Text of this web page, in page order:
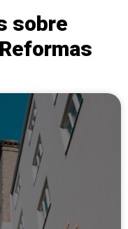
sobre